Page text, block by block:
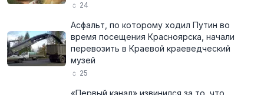
24
Асфальт, по которому ходил Путин во
время посещения Красноярска, начали
перевозить в Краевой краеведческий
музей
25
«Первый канал» извинился за то, что